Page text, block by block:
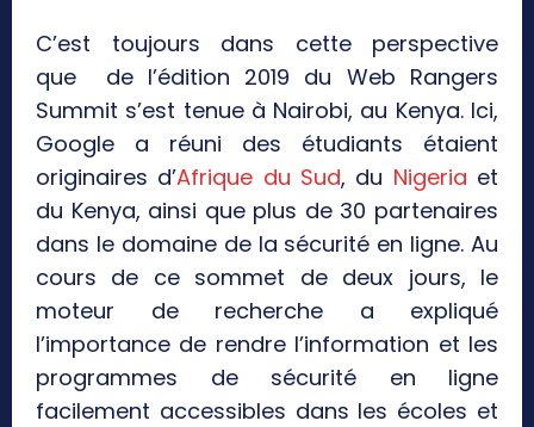
C’est toujours dans cette perspective
que de l’édition 2019 du Web Rangers
Summit s’est tenue à Nairobi, au Kenya. Ici,
Google a réuni des étudiants étaient
originaires d’Afrique du Sud, du Nigeria et
du Kenya, ainsi que plus de 30 partenaires
dans le domaine de la sécurité en ligne. Au
cours de ce sommet de deux jours, le
moteur de recherche a expliqué
l’importance de rendre l’information et les
programmes de sécurité en ligne
facilement accessibles dans les écoles et